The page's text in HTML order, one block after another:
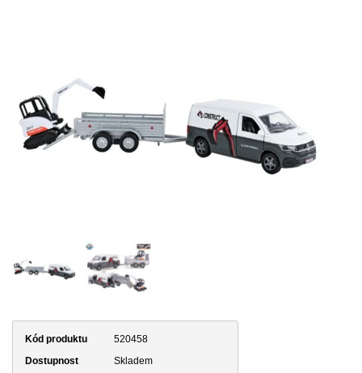
Kód produktu
520458
Dostupnost
Skladem